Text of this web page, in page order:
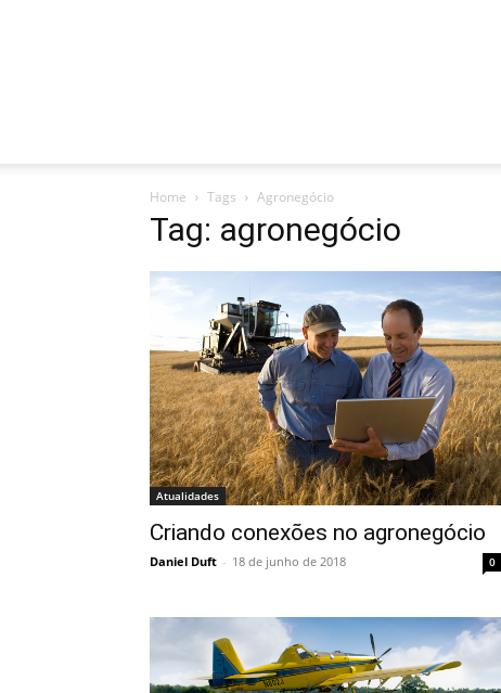
Home Tags Agronegócio
Tag: agronegócio
Atualidades
Criando conexões no agronegócio
Daniel Duft - 18 de junho de 2018 0